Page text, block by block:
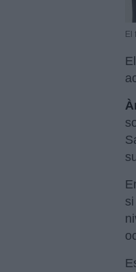
El
El